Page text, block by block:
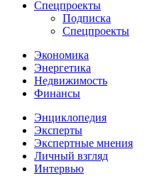
Спецпроекты
Подписка
Спецпроекты
Экономика
Энергетика
Недвижимость
Финансы
Энциклопедия
Эксперты
Экспертные мнения
Личный взгляд
Интервью